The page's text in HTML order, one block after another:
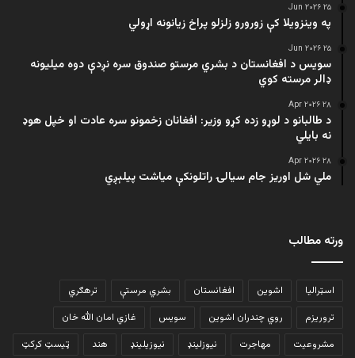
۲۵ Jun ۲۰۲۶
په وینزویلا کې زورورو زلزلو پراخ زیانونه اړولي
۲۵ Jun ۲۰۲۶
سویس د افغانستان د بشري مرستو صندوق سره نږدې دوه میلیونه
ډالر مرسته کوي
۲۸ Apr ۲۰۲۶
د طالبانو د لوړو زده کړو وزیر: افغانان زخمونو سره عادت او خپل هوډ
نه بایلي
۲۸ Apr ۲۰۲۶
ملي شل اوریز جام سیالۍ راتلونکې میاشت پیلېږي
ورته مطالب
اسټرالیا اشوین افغانستان بشري مرستې
ترهګري
تروریزم
روي چندران اشوین سویس
غازي امان الله خان
مشروعیت
مهاجرت نیوزلینډ نیوزیلینډ هند ټیسټ کرکټ